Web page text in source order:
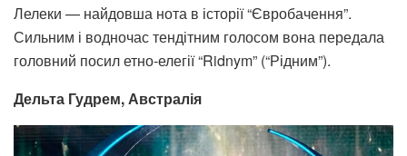
Лелеки — найдовша нота в історії “Євробачення”.
Сильним і водночас тендітним голосом вона передала
головний посил етно-елегії “Ridnym” (“Рідним”).
Дельта Гудрем, Австралія